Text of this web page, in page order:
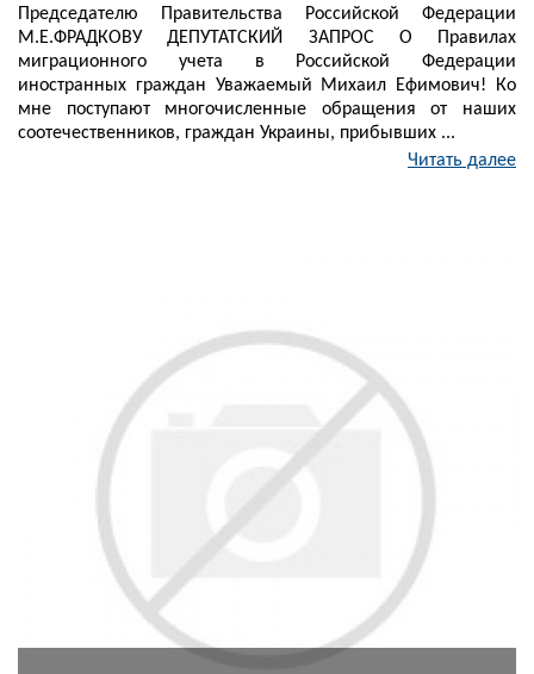
Председателю Правительства Российской Федерации
М.Е.ФРАДКОВУ ДЕПУТАТСКИЙ ЗАПРОС О Правилах
миграционного учета в Российской Федерации
иностранных граждан Уважаемый Михаил Ефимович! Ко
мне поступают многочисленные обращения от наших
соотечественников, граждан Украины, прибывших ...
Читать далее